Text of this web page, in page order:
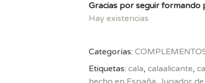
Gracias por seguir formando
Hay existencias
Categorías:
Etiquetas: cala, calaalicante,